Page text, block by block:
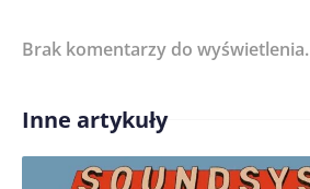
Treść komentarza*
Imię/ Nick*
Brak komentarzy do wyświetlenia.
Inne artykuły